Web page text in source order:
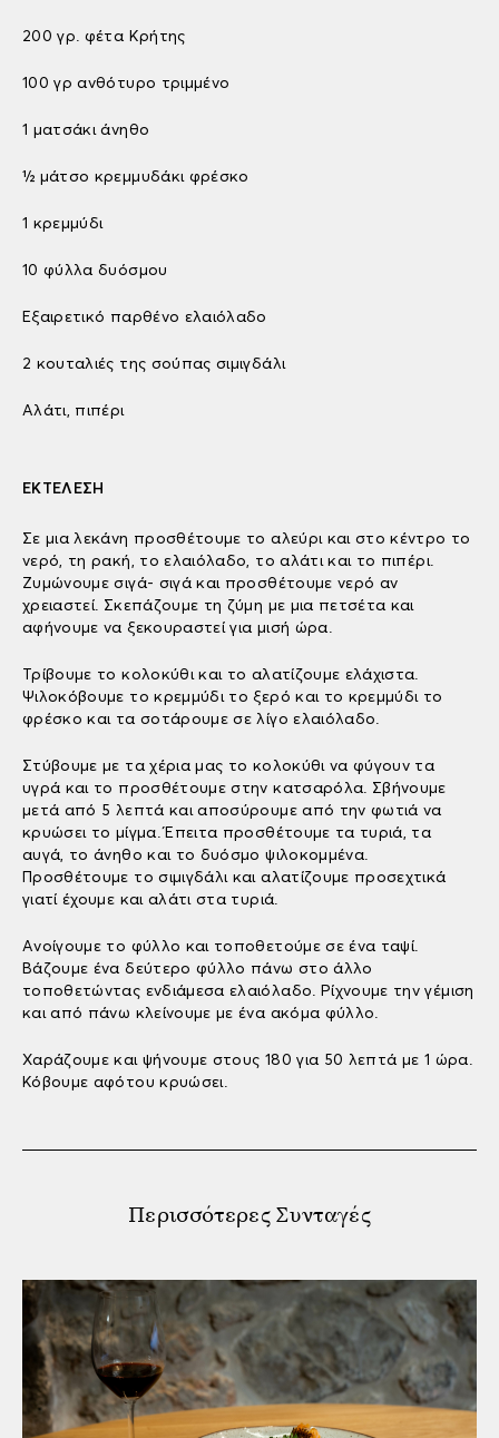
200 γρ. φέτα Κρήτης
100 γρ ανθότυρο τριμμένο
1 ματσάκι άνηθο
½ μάτσο κρεμμυδάκι φρέσκο
1 κρεμμύδι
10 φύλλα δυόσμου
Εξαιρετικό παρθένο ελαιόλαδο
2 κουταλιές της σούπας σιμιγδάλι
Αλάτι, πιπέρι
ΕΚΤΕΛΕΣΗ
Σε μια λεκάνη προσθέτουμε το αλεύρι και στο κέντρο το
νερό, τη ρακή, το ελαιόλαδο, το αλάτι και το πιπέρι.
Ζυμώνουμε σιγά- σιγά και προσθέτουμε νερό αν
χρειαστεί. Σκεπάζουμε τη ζύμη με μια πετσέτα και
αφήνουμε να ξεκουραστεί για μισή ώρα.
Τρίβουμε το κολοκύθι και το αλατίζουμε ελάχιστα.
Ψιλοκόβουμε το κρεμμύδι το ξερό και το κρεμμύδι το
φρέσκο και τα σοτάρουμε σε λίγο ελαιόλαδο.
Στύβουμε με τα χέρια μας το κολοκύθι να φύγουν τα
υγρά και το προσθέτουμε στην κατσαρόλα. Σβήνουμε
μετά από 5 λεπτά και αποσύρουμε από την φωτιά να
κρυώσει το μίγμα. Έπειτα προσθέτουμε τα τυριά, τα
αυγά, το άνηθο και το δυόσμο ψιλοκομμένα.
Προσθέτουμε το σιμιγδάλι και αλατίζουμε προσεχτικά
γιατί έχουμε και αλάτι στα τυριά.
Ανοίγουμε το φύλλο και τοποθετούμε σε ένα ταψί.
Βάζουμε ένα δεύτερο φύλλο πάνω στο άλλο
τοποθετώντας ενδιάμεσα ελαιόλαδο. Ρίχνουμε την γέμιση
και από πάνω κλείνουμε με ένα ακόμα φύλλο.
Χαράζουμε και ψήνουμε στους 180 για 50 λεπτά με 1 ώρα.
Κόβουμε αφότου κρυώσει.
Περισσότερες Συνταγές